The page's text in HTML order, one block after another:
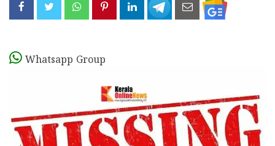
Whatsapp Group